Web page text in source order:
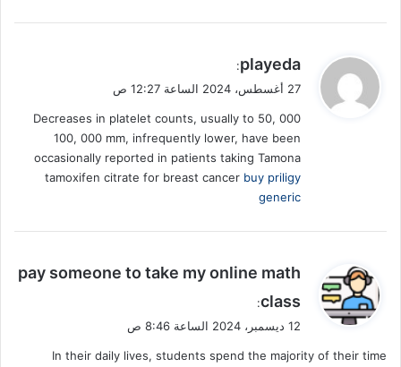
ي
ل
playeda
:
27 أغسطس، 2024 الساعة 12:27 ص
Decreases in platelet counts, usually to 50, 000
100, 000 mm, infrequently lower, have been
occasionally reported in patients taking Tamona
tamoxifen citrate for breast cancer buy priligy
generic
ي
و
ل
pay someone to take my online math
class
:
12 ديسمبر، 2024 الساعة 8:46 ص
In their daily lives, students spend the majority of their time